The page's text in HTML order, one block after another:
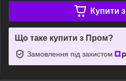
Купити з
Що таке купити з Пром?
Замовлення під захистом